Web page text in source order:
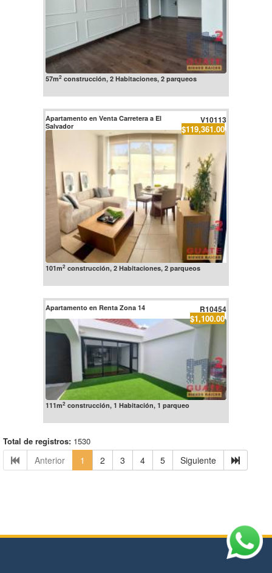
57m2construcción, 2 Habitaciones, 2 parqueos
Apartamento en Venta Carretera a El
Salvador
V10113
$119,361.00
101m2construcción, 2 Habitaciones, 2 parqueos
Apartamento en Renta Zona 14 R10454
$1,100.00
111m2construcción, 1 Habitación, 1 parqueo
Total de registros: 1530
Anterior 1 2 3 4 5 Siguiente